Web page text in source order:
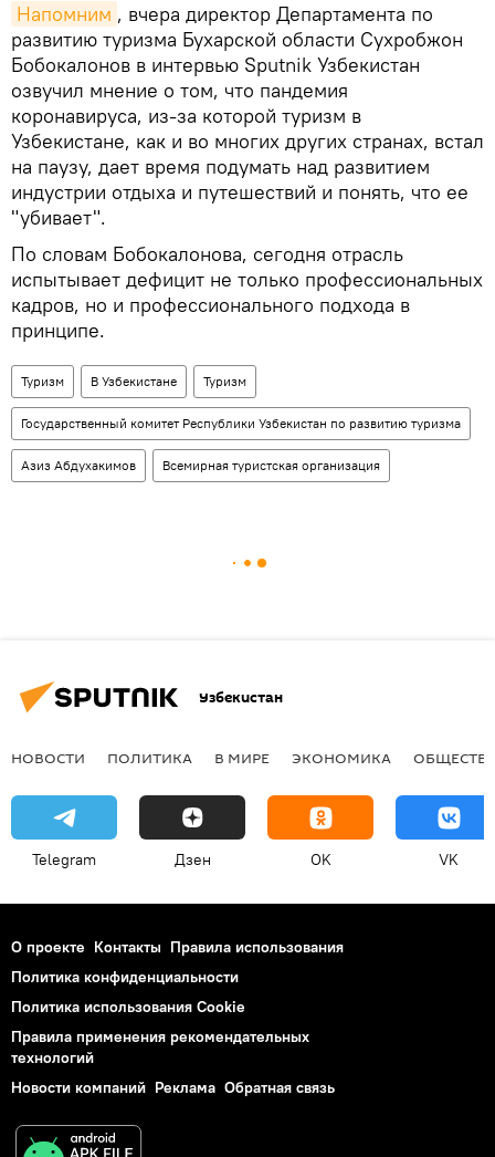
Напомним , вчера директор Департамента по
развитию туризма Бухарской области Сухробжон
Бобокалонов в интервью Sputnik Узбекистан
озвучил мнение о том, что пандемия
коронавируса, из-за которой туризм в
Узбекистане, как и во многих других странах, встал
на паузу, дает время подумать над развитием
индустрии отдыха и путешествий и понять, что ее
"убивает".
По словам Бобокалонова, сегодня отрасль
испытывает дефицит не только профессиональных
кадров, но и профессионального подхода в
принципе.
Туризм В Узбекистане Туризм
Государственный комитет Республики Узбекистан по развитию туризма
Азиз Абдухакимов Всемирная туристская организация
Узбекистан
НОВОСТИ ПОЛИТИКА В МИРЕ ЭКОНОМИКА
Telegram Дзен OK VK
О проекте Контакты Правила использования
Политика конфиденциальности
Политика использования Cookie
Правила применения рекомендательных
технологий
Новости компаний Реклама Обратная связь